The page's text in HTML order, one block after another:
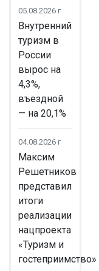
05.08.2026 г
Внутренний
туризм в
России
вырос на
4,3%,
въездной
— на 20,1%
04.08.2026 г
Максим
Решетников
представил
итоги
реализации
нацпроекта
«Туризм и
гостеприимство»